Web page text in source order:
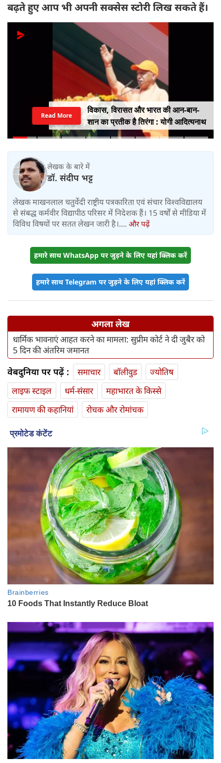
बढ़ते हुए आप भी अपनी सक्सेस स्टोरी लिख सकते हैं।
विकास, विरासत और भारत की आन-बान-
शान का प्रतीक है तिरंगा : योगी आदित्यनाथ
Read More
लेखक के बारे में
डॉ. संदीप भट्ट
लेखक माखनलाल चतुर्वेदी राष्ट्रीय पत्रकारिता एवं संचार विश्वविद्यालय
से संबद्ध कर्मवीर विद्यापीठ परिसर में निदेशक हैं। 15 वर्षों से मीडिया में
विविध विषयों पर सतत लेखन जारी है।.... और पढ़ें
हमारे साथ WhatsApp पर जुड़ने के लिए यहां क्लिक करें
हमारे साथ Telegram पर जुड़ने के लिए यहां क्लिक करें
अगला लेख
धार्मिक भावनाएं आहत करने का मामला: सुप्रीम कोर्ट ने दी जुबैर को
5 दिन की अंतरिम जमानत
वेबदुनिया पर पढ़ें : समाचार बॉलीवुड
ज्योतिष
लाइफ स्‍टाइल
धर्म-संसार
महाभारत के किस्से
रामायण की कहानियां
रोचक और रोमांचक